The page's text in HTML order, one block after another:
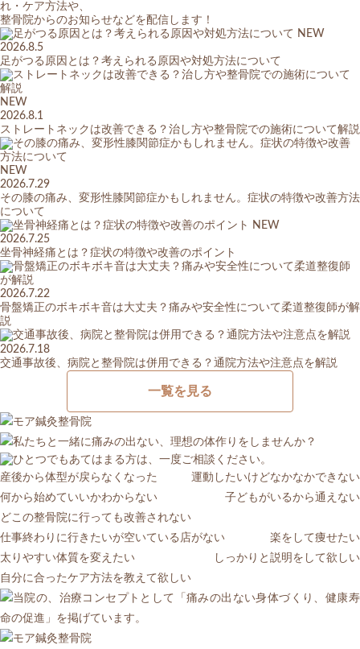
れ・ケア方法や、
整骨院からのお知らせなどを配信します！
NEW
2026.8.5
足がつる原因とは？考えられる原因や対処方法について
NEW
2026.8.1
ストレートネックは改善できる？治し方や整骨院での施術について解説
NEW
2026.7.29
その膝の痛み、変形性膝関節症かもしれません。症状の特徴や改善方法
について
NEW
2026.7.25
坐骨神経痛とは？症状の特徴や改善のポイント
2026.7.22
骨盤矯正のボキボキ音は大丈夫？痛みや安全性について柔道整復師が解
説
2026.7.18
交通事故後、病院と整骨院は併用できる？通院方法や注意点を解説
一覧を見る
産後から体型が戻らなくなった
運動したいけどなかなかできない
何から始めていいかわからない
子どもがいるから通えない
どこの整骨院に行っても改善されない
仕事終わりに行きたいが空いている店がない
楽をして痩せたい
太りやすい体質を変えたい
しっかりと説明をして欲しい
自分に合ったケア方法を教えて欲しい